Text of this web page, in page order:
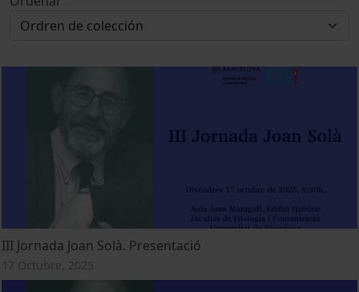
III Jornada Joan Solà. Presentació
17 Octubre, 2025